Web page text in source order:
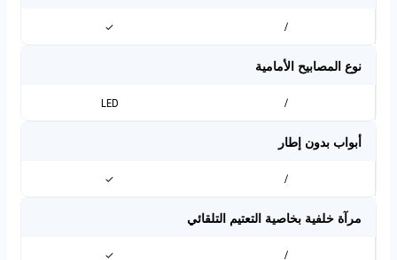
/
✓
نوع المصابيح الأمامية
/
LED
أبواب بدون إطار
/
✓
مرآة خلفية بخاصية التعتيم التلقائي
/
✓